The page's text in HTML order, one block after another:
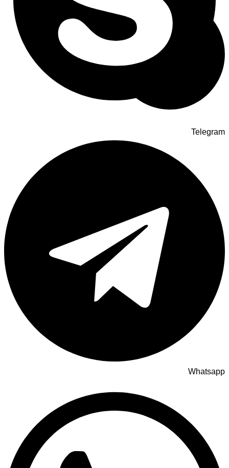
Telegram
Whatsapp